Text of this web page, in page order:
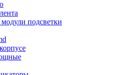
подсветки